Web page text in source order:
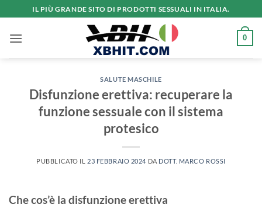
ai
contenuti
IL PIÙ GRANDE SITO DI PRODOTTI SESSUALI IN ITALIA.
0
SALUTE MASCHILE
Disfunzione erettiva: recuperare la
funzione sessuale con il sistema
protesico
PUBBLICATO IL 23 FEBBRAIO 2024 DA DOTT. MARCO ROSSI
Che cos’è la disfunzione erettiva